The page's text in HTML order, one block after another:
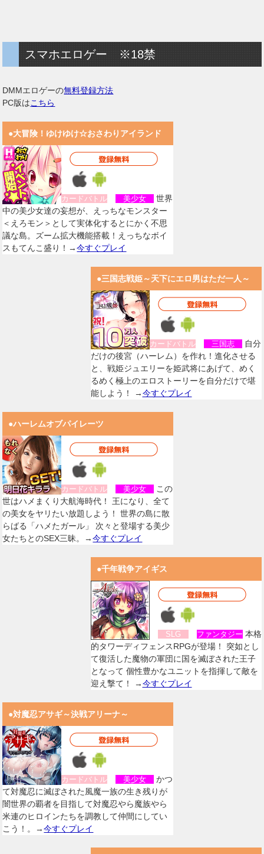
スマホエロゲー ※18禁
DMMエロゲーの無料登録方法
PC版はこちら
●大冒険！ゆけゆけ☆おさわりアイランド
カードバトル 美少女
世界
中の美少女達の妄想が、えっちなモンスター
＜えろモン＞として実体化するとにかく不思
議な島。ズーム拡大機能搭載！えっちなボイ
スもてんこ盛り！→今すぐプレイ
●三国志戦姫～天下にエロ男はただ一人～
カードバトル 三国志
自分
だけの後宮（ハーレム）を作れ！進化させる
と、戦姫ジュエリーを姫武将にあげて、めく
るめく極上のエロストーリーを自分だけで堪
能しよう！ →今すぐプレイ
●ハーレムオブパイレーツ
カードバトル 美少女
この
世はハメまくり大航海時代！ 王になり、全て
の美女をヤリたい放題しよう！ 世界の島に散
らばる「ハメたガール」 次々と登場する美少
女たちとのSEX三昧。→今すぐプレイ
●千年戦争アイギス
SLG ファンタジー 本格
的タワーディフェンスRPGが登場！ 突如とし
て復活した魔物の軍団に国を滅ぼされた王子
となって 個性豊かなユニットを指揮して敵を
迎え撃て！ →今すぐプレイ
●対魔忍アサギ～決戦アリーナ～
カードバトル 美少女
かつ
て対魔忍に滅ぼされた風魔一族の生き残りが
闇世界の覇者を目指して対魔忍やら魔族やら
米連のヒロインたちを調教して仲間にしてい
こう！。→今すぐプレイ